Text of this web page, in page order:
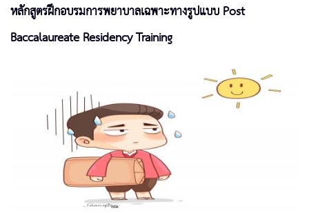
หลักสูตรฝึกอบรมการพยาบาลเฉพาะทางรูปแบบ Post
Baccalaureate Residency Training